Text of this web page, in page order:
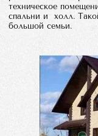
техническое
спальни и холл.
большой семьи.